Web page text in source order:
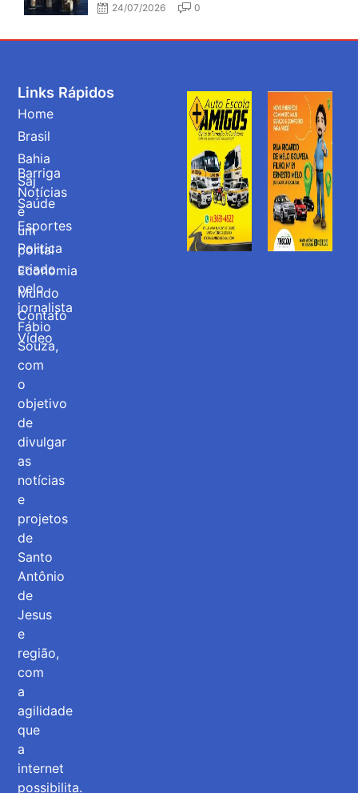
24/07/2026 0
Barriga
Notícias
é
um
portal
criado
pelo
jornalista
Fábio
Souza,
com
o
objetivo
de
divulgar
as
notícias
e
projetos
de
Santo
Antônio
de
Jesus
e
região,
com
a
agilidade
que
a
internet
possibilita.
Links Rápidos
Home
Brasil
Bahia
Saj
Saúde
Esportes
Politica
Economia
Mundo
Contato
Vídeo